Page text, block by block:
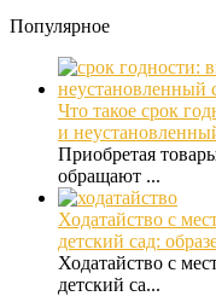
Популярное
Что такое срок
и
Приобретая
обращают ...
Ходатайство с
детский сад:
Ходатайство с
детский са...